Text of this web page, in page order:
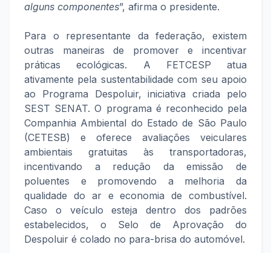
alguns componentes”, afirma o presidente.
Para o representante da federação, existem
outras maneiras de promover e incentivar
práticas ecológicas. A FETCESP atua
ativamente pela sustentabilidade com seu apoio
ao Programa Despoluir, iniciativa criada pelo
SEST SENAT. O programa é reconhecido pela
Companhia Ambiental do Estado de São Paulo
(CETESB) e oferece avaliações veiculares
ambientais gratuitas às transportadoras,
incentivando a redução da emissão de
poluentes e promovendo a melhoria da
qualidade do ar e economia de combustível.
Caso o veículo esteja dentro dos padrões
estabelecidos, o Selo de Aprovação do
Despoluir é colado no para-brisa do automóvel.